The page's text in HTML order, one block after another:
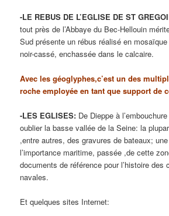
-LE REBUS DE L’EGLISE DE ST
tout près de l’Abbaye du Bec-Hellouin
Sud présente un rébus réalisé en
noir-cassé, enchassée dans le calcaire.
Avec les géoglyphes,c’est un des
roche employée en tant que support de
-LES EGLISES: De Dieppe à
oublier la basse vallée de la Seine: la
,entre autres, des gravures de bateaux;
l’importance maritime, passée ,de cette
documents de référence pour l’histoire des
navales.
Et quelques sites Internet: